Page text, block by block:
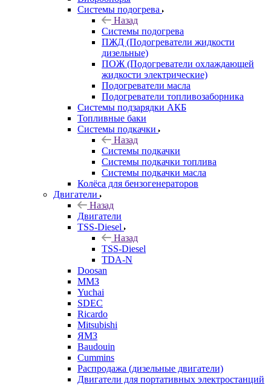
Системы подогрева
Назад
Системы подогрева
ПЖД (Подогреватели жидкости
дизельные)
ПОЖ (Подогреватели охлаждающей
жидкости электрические)
Подогреватели масла
Подогреватели топливозаборника
Системы подзарядки АКБ
Топливные баки
Системы подкачки
Назад
Системы подкачки
Системы подкачки топлива
Системы подкачки масла
Колёса для бензогенераторов
Двигатели
Назад
Двигатели
TSS-Diesel
Назад
TSS-Diesel
TDA-N
Doosan
ММЗ
Yuchai
SDEC
Ricardo
Mitsubishi
ЯМЗ
Baudouin
Cummins
Распродажа (дизельные двигатели)
Двигатели для портативных электростанций